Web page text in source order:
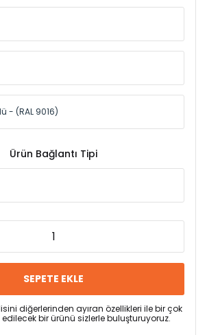
Ürün Bağlantı Tipi
SEPETE EKLE
diğerlerinden ayıran özellikleri ile bir çok
bir ürünü sizlerle buluşturuyoruz.